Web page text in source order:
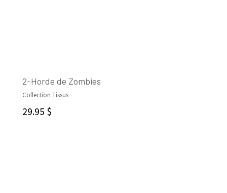
2-Horde de Zombies
Collection Tissus
29.95 $